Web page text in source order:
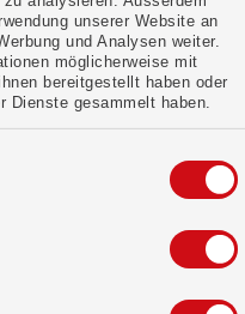
unserer Website an
und Analysen weiter.
möglicherweise mit
bereitgestellt haben oder
Dienste gesammelt haben.